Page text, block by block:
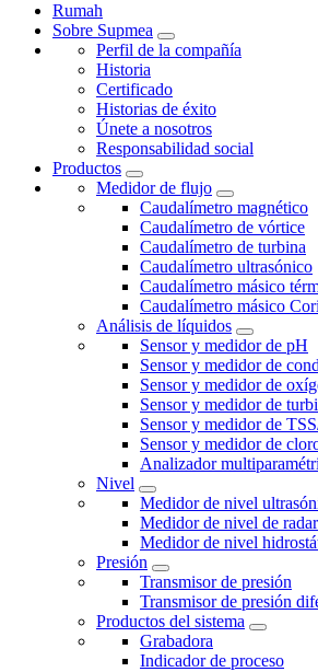
Rumah
Sobre Supmea
Perfil de la compañía
Historia
Certificado
Historias de éxito
Únete a nosotros
Responsabilidad social
Productos
Medidor de flujo
Caudalímetro magnético
Caudalímetro de vórtice
Caudalímetro de turbina
Caudalímetro ultrasónico
Caudalímetro másico
Caudalímetro másico
Análisis de líquidos
Sensor y medidor de pH
Sensor y medidor de
Sensor y medidor de
Sensor y medidor de
Sensor y medidor de
Sensor y medidor de
Analizador
Nivel
Medidor de nivel
Medidor de nivel de radar
Medidor de nivel
Presión
Transmisor de presión
Transmisor de presión
Productos del sistema
Grabadora
Indicador de proceso